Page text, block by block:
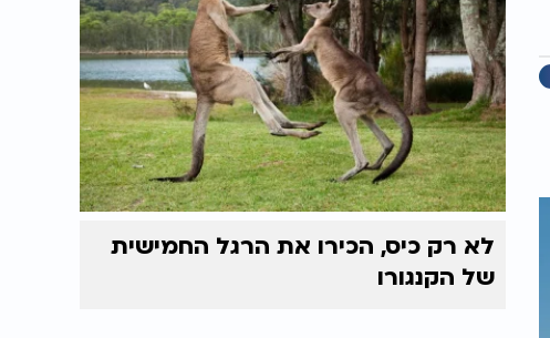
לא רק כיס, הכירו את הרגל החמישית
של הקנגורו